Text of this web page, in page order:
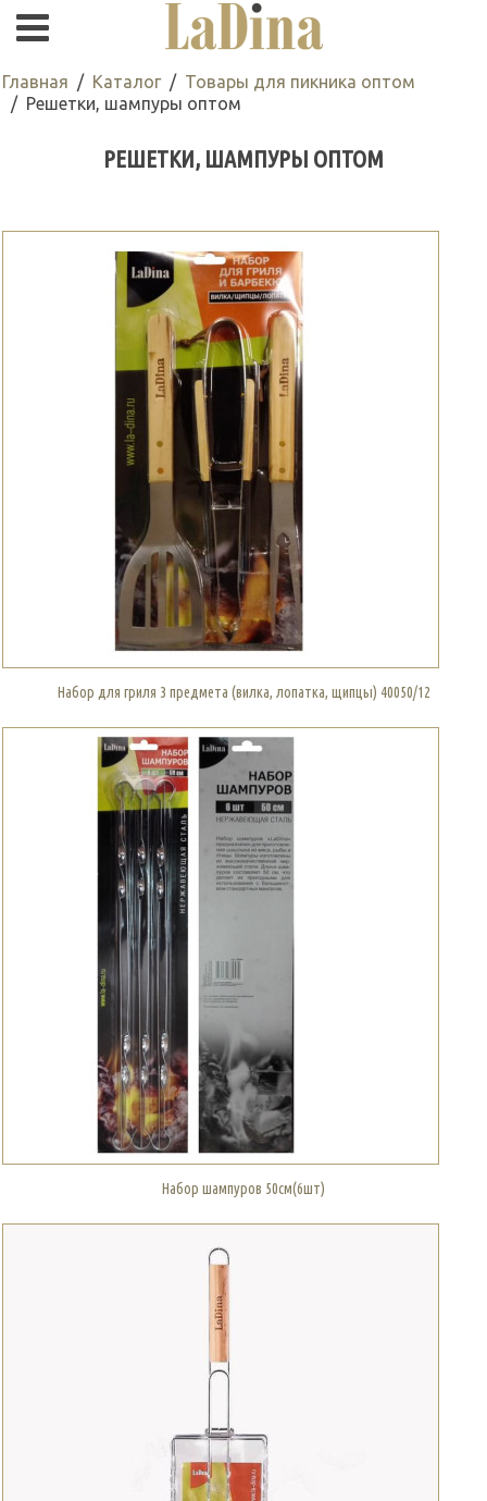
Главная Каталог
Товары для пикника оптом
Решетки, шампуры оптом
РЕШЕТКИ, ШАМПУРЫ ОПТОМ
Набор для гриля 3 предмета (вилка, лопатка, щипцы) 40050/12
Набор шампуров 50см(6шт)